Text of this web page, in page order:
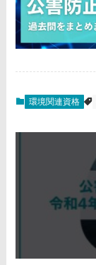
環境関連資格